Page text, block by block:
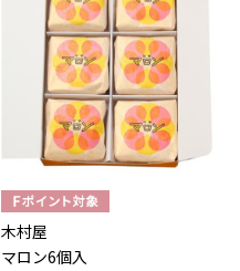
木村屋
マロン6個入